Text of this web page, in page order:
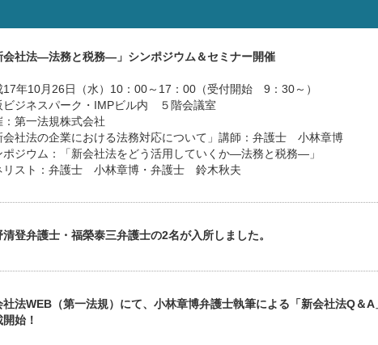
会社法―法務と税務―」シンポジウム＆セミナー開催
17年10月26日（水）10：00～17：00（受付開始 9：30～）
ビジネスパーク・IMPビル内 ５階会議室
：第一法規株式会社
会社法の企業における法務対応について」講師：弁護士 小林章博
ポジウム：「新会社法をどう活用していくか―法務と税務―」
リスト：弁護士 小林章博・弁護士 鈴木秋夫
清登弁護士・福榮泰三弁護士の2名が入所しました。
社法WEB（第一法規）にて、小林章博弁護士執筆による「新会社法Q＆A
始！